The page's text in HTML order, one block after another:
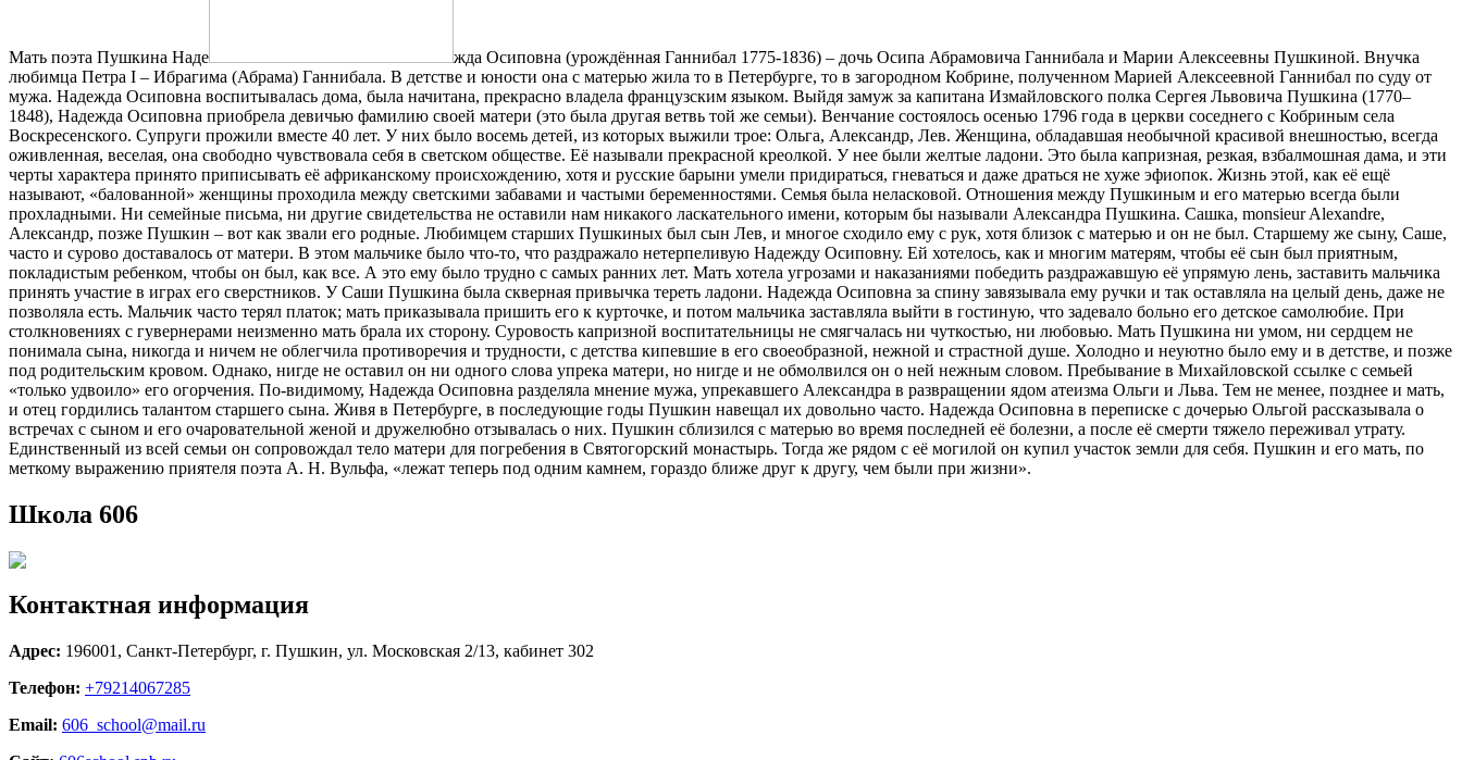
Мать поэта Пушкина Наде
жда Осиповна (урождённая Ганнибал 1775-1836) – дочь Осипа Абрамовича Ганнибала и Марии Алексеевны Пушкиной. Внучка
любимца Петра I – Ибрагима (Абрама) Ганнибала. В детстве и юности она с матерью жила то в Петербурге, то в загородном Кобрине, полученном Марией Алексеевной Ганнибал по суду от
мужа. Надежда Осиповна воспитывалась дома, была начитана, прекрасно владела французским языком. Выйдя замуж за капитана Измайловского полка Сергея Львовича Пушкина (1770–
1848), Надежда Осиповна приобрела девичью фамилию своей матери (это была другая ветвь той же семьи). Венчание состоялось осенью 1796 года в церкви соседнего с Кобриным села
Воскресенского. Супруги прожили вместе 40 лет. У них было восемь детей, из которых выжили трое: Ольга, Александр, Лев. Женщина, обладавшая необычной красивой внешностью, всегда
оживленная, веселая, она свободно чувствовала себя в светском обществе. Её называли прекрасной креолкой. У нее были желтые ладони. Это была капризная, резкая, взбалмошная дама, и эти
черты характера принято приписывать её африканскому происхождению, хотя и русские барыни умели придираться, гневаться и даже драться не хуже эфиопок. Жизнь этой, как её ещё
называют, «балованной» женщины проходила между светскими забавами и частыми беременностями. Семья была неласковой. Отношения между Пушкиным и его матерью всегда были
прохладными. Ни семейные письма, ни другие свидетельства не оставили нам никакого ласкательного имени, которым бы называли Александра Пушкина. Сашка, monsieur Alexandre,
Александр, позже Пушкин – вот как звали его родные. Любимцем старших Пушкиных был сын Лев, и многое сходило ему с рук, хотя близок с матерью и он не был. Старшему же сыну, Саше,
часто и сурово доставалось от матери. В этом мальчике было что-то, что раздражало нетерпеливую Надежду Осиповну. Ей хотелось, как и многим матерям, чтобы её сын был приятным,
покладистым ребенком, чтобы он был, как все. А это ему было трудно с самых ранних лет. Мать хотела угрозами и наказаниями победить раздражавшую её упрямую лень, заставить мальчика
принять участие в играх его сверстников. У Саши Пушкина была скверная привычка тереть ладони. Надежда Осиповна за спину завязывала ему ручки и так оставляла на целый день, даже не
позволяла есть. Мальчик часто терял платок; мать приказывала пришить его к курточке, и потом мальчика заставляла выйти в гостиную, что задевало больно его детское самолюбие. При
столкновениях с гувернерами неизменно мать брала их сторону. Суровость капризной воспитательницы не смягчалась ни чуткостью, ни любовью. Мать Пушкина ни умом, ни сердцем не
понимала сына, никогда и ничем не облегчила противоречия и трудности, с детства кипевшие в его своеобразной, нежной и страстной душе. Холодно и неуютно было ему и в детстве, и позже
под родительским кровом. Однако, нигде не оставил он ни одного слова упрека матери, но нигде и не обмолвился он о ней нежным словом. Пребывание в Михайловской ссылке с семьей
«только удвоило» его огорчения. По-видимому, Надежда Осиповна разделяла мнение мужа, упрекавшего Александра в развращении ядом атеизма Ольги и Льва. Тем не менее, позднее и мать,
и отец гордились талантом старшего сына. Живя в Петербурге, в последующие годы Пушкин навещал их довольно часто. Надежда Осиповна в переписке с дочерью Ольгой рассказывала о
встречах с сыном и его очаровательной женой и дружелюбно отзывалась о них. Пушкин сблизился с матерью во время последней её болезни, а после её смерти тяжело переживал утрату.
Единственный из всей семьи он сопровождал тело матери для погребения в Святогорский монастырь. Тогда же рядом с её могилой он купил участок земли для себя. Пушкин и его мать, по
меткому выражению приятеля поэта А. Н. Вульфа, «лежат теперь под одним камнем, гораздо ближе друг к другу, чем были при жизни».
Школа 606
Контактная информация
Адрес: 196001, Санкт-Петербург, г. Пушкин, ул. Московская 2/13, кабинет 302
Телефон: +79214067285
Email: 606_school@mail.ru